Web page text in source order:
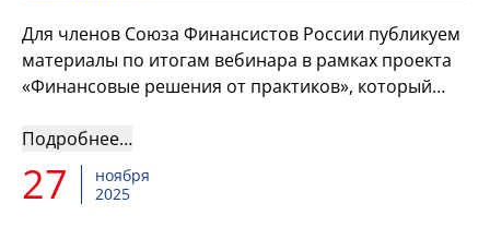
Для членов Союза Финансистов России публикуем
материалы по итогам вебинара в рамках проекта
«Финансовые решения от практиков», который
Подробнее…
27
ноября
2025